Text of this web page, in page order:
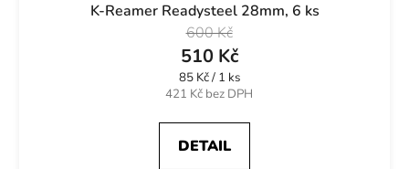
K-Reamer Readysteel 28mm, 6 ks
421 Kč bez DPH
510 Kč
600 Kč
Měrná
cena:
85 Kč / 1 ks
DETAIL